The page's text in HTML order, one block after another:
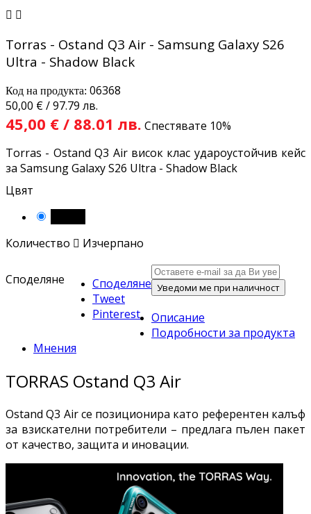
 
Torras - Ostand Q3 Air - Samsung Galaxy S26
Ultra - Shadow Black
Код на продукта: 06368
50,00 € / 97.79 лв.
45,00 € / 88.01 лв. Спестявате 10%
Torras - Ostand Q3 Air висок клас удароустойчив кейс
за Samsung Galaxy S26 Ultra - Shadow Black
Цвят
Количество  Изчерпано
Споделяне
Споделяне
Tweet
Pinterest
Уведоми ме при наличност
Описание
Подробности за продукта
Мнения
TORRAS Ostand Q3 Air
Ostand Q3 Air се позиционира като референтен калъф
за взискателни потребители – предлага пълен пакет
от качество, защита и иновации.